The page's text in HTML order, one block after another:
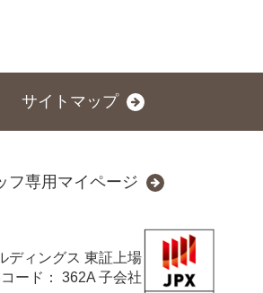
サイトマップ
フ専用マイページ
ディングス 東証上場
ード： 362A 子会社